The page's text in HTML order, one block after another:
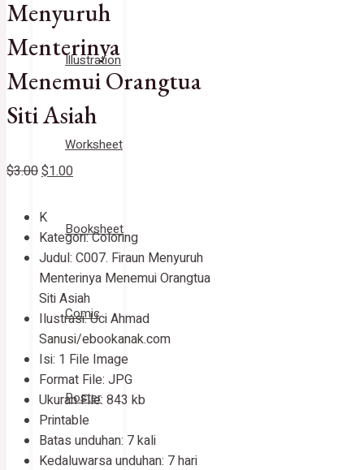
Illustration
Worksheet
Booksheet
Comic
Poster
Menyuruh
Menterinya
Menemui Orangtua
Siti Asiah
$3.00$1.00
K
Kategori: Coloring
Judul: C007. Firaun Menyuruh
Menterinya Menemui Orangtua
Siti Asiah
Ilustrasi: Uci Ahmad
Sanusi/ebookanak.com
Isi: 1 File Image
Format File: JPG
Ukuran File: 843 kb
Printable
Batas unduhan: 7 kali
Kedaluwarsa unduhan: 7 hari